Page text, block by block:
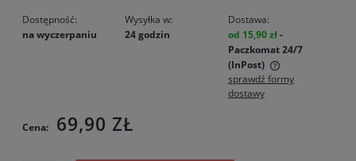
Dostępność:
na wyczerpaniu
Wysyłka w:
24 godzin
Dostawa:
od 15,90 zł-
Paczkomat 24/7
(InPost)
Cena nie zawiera ewentualnych kosztów płatności
sprawdź formy
dostawy
Cena: 69,90 ZŁ